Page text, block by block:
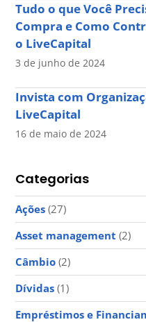
Tudo o que Você
Compra e Como
o LiveCapital
3 de junho de 2024
Invista com
LiveCapital
16 de maio de 2024
Categorias
Ações (27)
Asset management (2)
Câmbio (2)
Dívidas (1)
Empréstimos e